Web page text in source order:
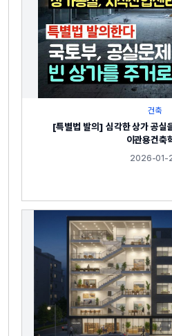
건축
[특별법 발의] 심각한 상가
이관용건축
2026-01-